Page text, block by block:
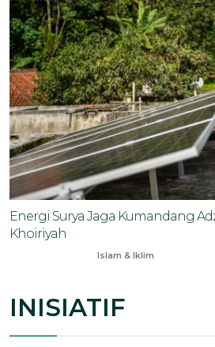
Energi Surya Jaga Kumandang
Khoiriyah
Islam & Iklim
INISIATIF